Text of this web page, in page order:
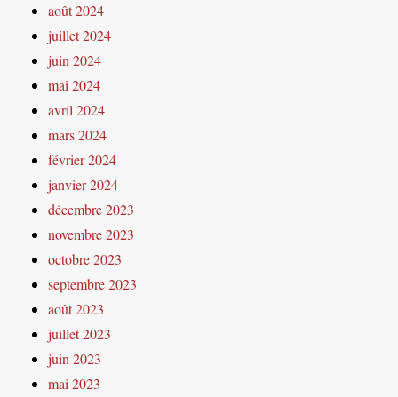
août 2024
juillet 2024
juin 2024
mai 2024
avril 2024
mars 2024
février 2024
janvier 2024
décembre 2023
novembre 2023
octobre 2023
septembre 2023
août 2023
juillet 2023
juin 2023
mai 2023